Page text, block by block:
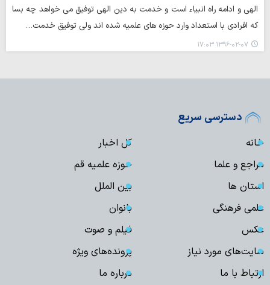
الهی و ادامه راه انبیاء است و خدمت به دین الهی توفیق می خواهد چه بسا
که افرادی با استعداد وارد حوزه های علمیه شده اند ولی توفیق خدمت…
۱۳۹۶-۰۲-۰۷ ۱۷:۰۳
دسترسی سریع
خانه
کل اخبار
مراجع و علما
حوزه علمیه قم
استان ها
بین الملل
علمی فرهنگی
بانوان
عکس
فیلم و صوت
سایت‌های مورد نیاز
پرونده‌های ویژه
ارتباط با ما
درباره ما